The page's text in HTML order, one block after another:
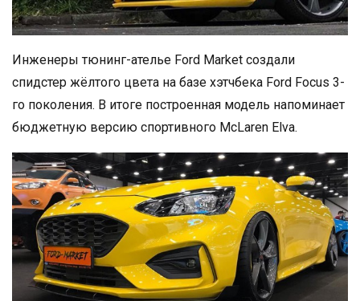
Инженеры тюнинг-ателье Ford Market создали
спидстер жёлтого цвета на базе хэтчбека Ford Focus 3-
го поколения. В итоге построенная модель напоминает
бюджетную версию спортивного McLaren Elva.